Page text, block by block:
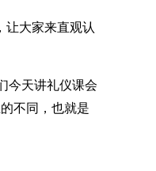
让大家来直观认
今天讲礼仪课会
不同，也就是